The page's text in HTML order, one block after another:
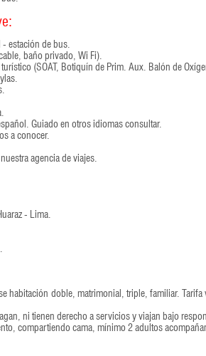
estación de bus.
baño privado, Wi Fi).
(SOAT, Botiquín de Prim. Aux. Balón de
Guiado en otros idiomas consultar.
a conocer.
agencia de viajes.
- Lima.
habitación doble, matrimonial, triple, familiar.
ni tienen derecho a servicios y viajan bajo
compartiendo cama, mínimo 2 adultos